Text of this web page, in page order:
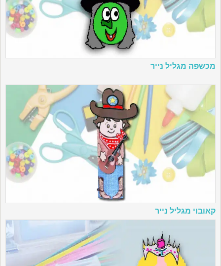
מכשפה מגליל נייר
קאובוי מגליל נייר